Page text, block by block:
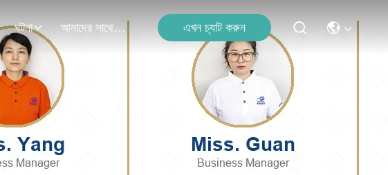
ঘটনা আমাদের সাথে যোগাযোগ এখন চ্যাট করুন